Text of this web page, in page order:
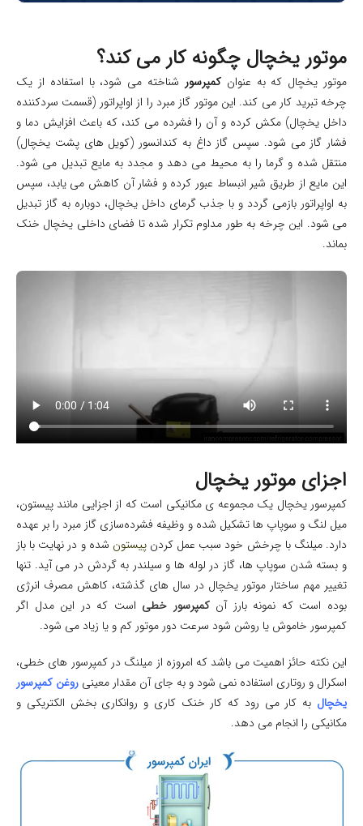
موتور یخچال چگونه کار می کند؟
موتور یخچال که به عنوانکمپرسور شناخته می شود، با استفاده از یک
چرخه تبرید کار می کند. این موتور گاز مبرد را از اواپراتور (قسمت سردکننده
داخل یخچال) مکش کرده و آن را فشرده می کند، که باعث افزایش دما و
فشار گاز می شود. سپس گاز داغ به کندانسور (کویل های پشت یخچال)
منتقل شده و گرما را به محیط می دهد و مجدد به مایع تبدیل می شود.
این مایع از طریق شیر انبساط عبور کرده و فشار آن کاهش می یابد، سپس
به اواپراتور بازمی گردد و با جذب گرمای داخل یخچال، دوباره به گاز تبدیل
می شود. این چرخه به طور مداوم تکرار شده تا فضای داخلی یخچال خنک
بماند.
اجزای موتور یخچال
کمپرسور یخچال یک مجموعه‌ ی مکانیکی است که از اجزایی مانند پیستون،
میل‌ لنگ و سوپاپ‌ ها تشکیل شده و وظیفه فشرده‌سازی گاز مبرد را بر عهده
دارد. میلنگ با چرخش خود سبب عمل کردنپیستون شده و در نهایت با باز
و بسته شدن سوپاپ ها، گاز در لوله ها و سیلندر به گردش در می آید. تنها
تغییر مهم ساختار موتور یخچال در سال های گذشته، کاهش مصرف انرژی
بوده است که نمونه بارز آنکمپرسور خطی است که در این مدل اگر
کمپرسور خاموش یا روشن شود سرعت دور موتور کم و یا زیاد می شود.
این نکته حائز اهمیت می باشد که امروزه از میلنگ در کمپرسور های خطی،
اسکرال و روتاری استفاده نمی شود و به جای آن مقدار معینی روغن کمپرسور
یخچال به کار می رود که کار خنک کاری و روانکاری بخش الکتریکی و
مکانیکی را انجام می دهد.